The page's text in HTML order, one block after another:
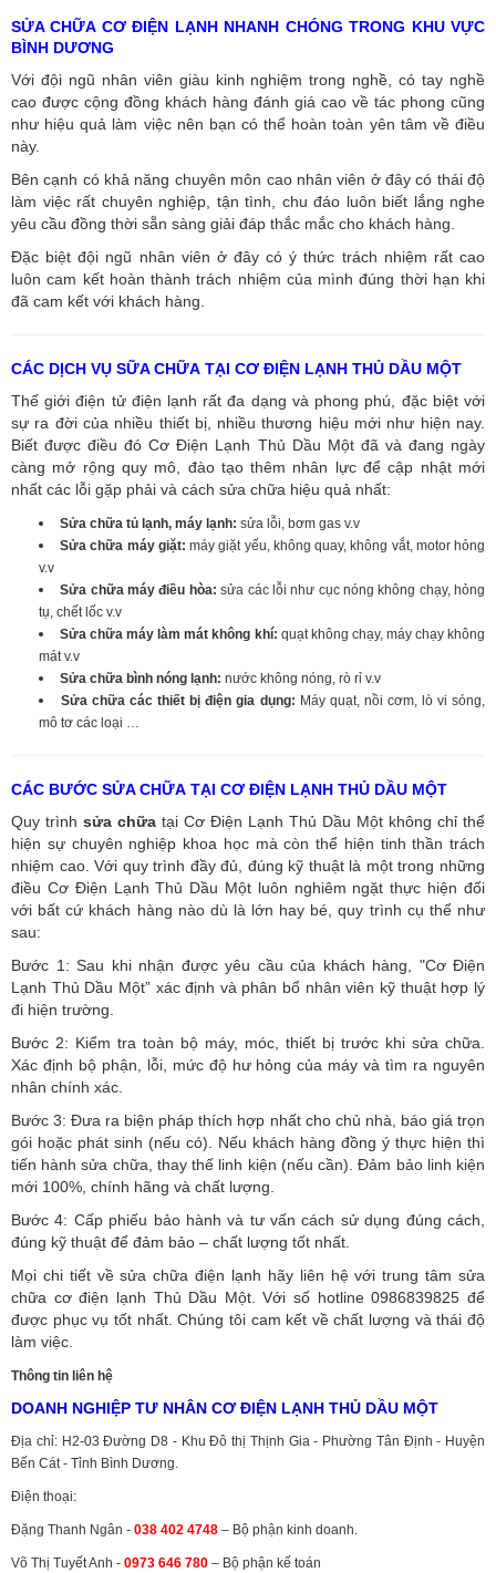
SỬA CHỮA CƠ ĐIỆN LẠNH NHANH CHÓNG TRONG KHU VỰC
BÌNH DƯƠNG
Với đội ngũ nhân viên giàu kinh nghiệm trong nghề, có tay nghề
cao được cộng đồng khách hàng đánh giá cao về tác phong cũng
như hiệu quả làm việc nên bạn có thể hoàn toàn yên tâm về điều
này.
Bên cạnh có khả năng chuyên môn cao nhân viên ở đây có thái độ
làm việc rất chuyên nghiệp, tận tình, chu đáo luôn biết lắng nghe
yêu cầu đồng thời sẵn sàng giải đáp thắc mắc cho khách hàng.
Đặc biệt đội ngũ nhân viên ở đây có ý thức trách nhiệm rất cao
luôn cam kết hoàn thành trách nhiệm của mình đúng thời hạn khi
đã cam kết với khách hàng.
CÁC DỊCH VỤ SỮA CHỮA TẠI CƠ ĐIỆN LẠNH THỦ DẦU MỘT
Thế giới điện tử điện lạnh rất đa dạng và phong phú, đặc biệt với
sự ra đời của nhiều thiết bị, nhiều thương hiệu mới như hiện nay.
Biết được điều đó Cơ Điện Lạnh Thủ Dầu Một đã và đang ngày
càng mở rộng quy mô, đào tạo thêm nhân lực để cập nhật mới
nhất các lỗi gặp phải và cách sửa chữa hiệu quả nhất:
Sửa chữa tủ lạnh, máy lạnh: sửa lỗi, bơm gas v.v
Sửa chữa máy giặt:máy giặt yếu, không quay, không vắt, motor hỏng
v.v
Sửa chữa máy điều hòa: sửa các lỗi như cục nóng không chạy, hỏng
tụ, chết lốc v.v
Sửa chữa máy làm mát không khí: quạt không chạy, máy chạy không
mát v.v
Sửa chữa bình nóng lạnh: nước không nóng, rò rỉ v.v
Sửa chữa các thiết bị điện gia dụng: Máy quạt, nồi cơm, lò vi sóng,
mô tơ các loại …
CÁC BƯỚC SỬA CHỮA TẠI CƠ ĐIỆN LẠNH THỦ DẦU MỘT
Quy trình sửa chữa tại Cơ Điện Lạnh Thủ Dầu Một không chỉ thể
hiện sự chuyên nghiệp khoa học mà còn thể hiện tinh thần trách
nhiệm cao. Với quy trình đầy đủ, đúng kỹ thuật là một trong những
điều Cơ Điện Lạnh Thủ Dầu Một luôn nghiêm ngặt thực hiện đối
với bất cứ khách hàng nào dù là lớn hay bé, quy trình cụ thể như
sau:
Bước 1: Sau khi nhận được yêu cầu của khách hàng, "Cơ Điện
Lạnh Thủ Dầu Một” xác định và phân bổ nhân viên kỹ thuật hợp lý
đi hiện trường.
Bước 2: Kiểm tra toàn bộ máy, móc, thiết bị trước khi sửa chữa.
Xác định bộ phận, lỗi, mức độ hư hỏng của máy và tìm ra nguyên
nhân chính xác.
Bước 3: Đưa ra biện pháp thích hợp nhất cho chủ nhà, báo giá trọn
gói hoặc phát sinh (nếu có). Nếu khách hàng đồng ý thực hiện thì
tiến hành sửa chữa, thay thế linh kiện (nếu cần). Đảm bảo linh kiện
mới 100%, chính hãng và chất lượng.
Bước 4: Cấp phiếu bảo hành và tư vấn cách sử dụng đúng cách,
đúng kỹ thuật để đảm bảo – chất lượng tốt nhất.
Mọi chi tiết về sửa chữa điện lạnh hãy liên hệ với trung tâm sửa
chữa cơ điện lạnh Thủ Dầu Một. Với số hotline 0986839825 để
được phục vụ tốt nhất. Chúng tôi cam kết về chất lượng và thái độ
làm việc.
Thông tin liên hệ
DOANH NGHIỆP TƯ NHÂN CƠ ĐIỆN LẠNH THỦ DẦU MỘT
Địa chỉ: H2-03 Đường D8 - Khu Đô thị Thịnh Gia - Phường Tân Định - Huyện
Bến Cát - Tỉnh Bình Dương.
Điện thoại:
Đặng Thanh Ngân - 038 402 4748 – Bộ phận kinh doanh.
Võ Thị Tuyết Anh - 0973 646 780 – Bộ phận kế toán